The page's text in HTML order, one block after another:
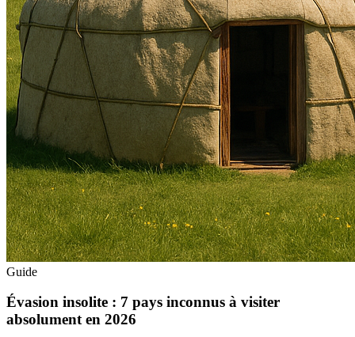
Guide
Évasion insolite : 7 pays inconnus à visiter
absolument en 2026